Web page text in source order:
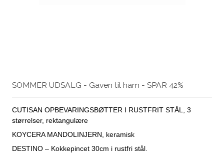
SOMMER UDSALG - Gaven til ham - SPAR 42%
CUTISAN OPBEVARINGSBØTTER I RUSTFRIT STÅL, 3
størrelser, rektangulære
KOYCERA MANDOLINJERN, keramisk
DESTINO – Kokkepincet 30cm i rustfri stål.